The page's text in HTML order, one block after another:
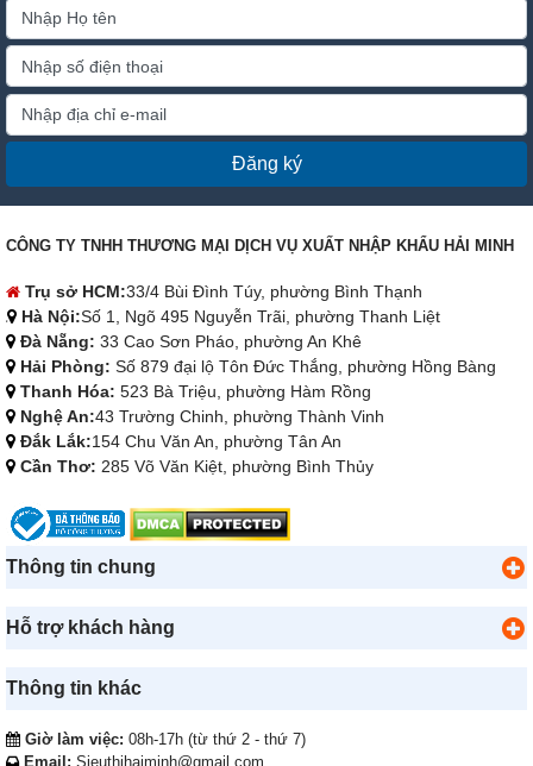
Đăng ký
CÔNG TY TNHH THƯƠNG MẠI DỊCH VỤ XUẤT NHẬP KHẨU HẢI MINH
Trụ sở HCM:33/4 Bùi Đình Túy, phường Bình Thạnh
Hà Nội:Số 1, Ngõ 495 Nguyễn Trãi, phường Thanh Liệt
Đà Nẵng: 33 Cao Sơn Pháo, phường An Khê
Hải Phòng: Số 879 đại lộ Tôn Đức Thắng, phường Hồng Bàng
Thanh Hóa: 523 Bà Triệu, phường Hàm Rồng
Nghệ An:43 Trường Chinh, phường Thành Vinh
Đắk Lắk:154 Chu Văn An, phường Tân An
Cần Thơ: 285 Võ Văn Kiệt, phường Bình Thủy
Thông tin chung
Hỗ trợ khách hàng
Thông tin khác
Giờ làm việc: 08h-17h (từ thứ 2 - thứ 7)
Email: Sieuthihaiminh@gmail.com